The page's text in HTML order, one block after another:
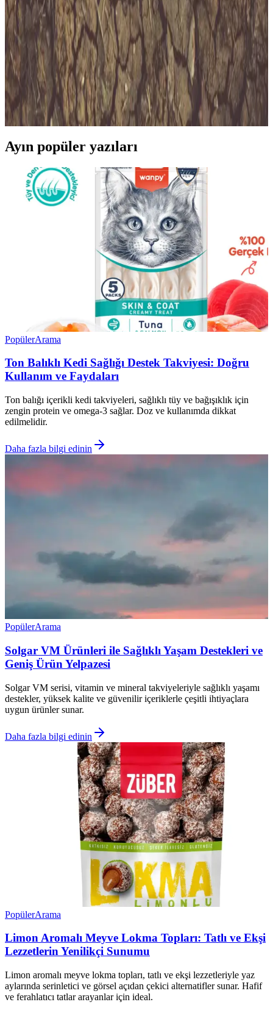
Samsun ile Bursa arasındaki yaklaşık 766 km'lik mesafe, ulaşım
tercihlerine göre değişir. Uçak, otobüs ve özel araç seçenekleriyle
seyahat planınızı optimize edin.
Keçiören’de Migros Mağazaları ve Günlük
Alışverişte Pratik Çözümler
Keçiören’deki Migros mağazaları, geniş ürün yelpazesi ve uygun
fiyatlarıyla günlük ihtiyaçlarınızı karşılar, online hizmetleriyle zaman
tasarrufu sağlar.
Ayın popüler yazıları
PopülerArama
Ton Balıklı Kedi Sağlığı Destek Takviyesi: Doğru
Kullanım ve Faydaları
Ton balığı içerikli kedi takviyeleri, sağlıklı tüy ve bağışıklık için
zengin protein ve omega-3 sağlar. Doz ve kullanımda dikkat
edilmelidir.
Daha fazla bilgi edinin
PopülerArama
Solgar VM Ürünleri ile Sağlıklı Yaşam Destekleri ve
Geniş Ürün Yelpazesi
Solgar VM serisi, vitamin ve mineral takviyeleriyle sağlıklı yaşamı
destekler, yüksek kalite ve güvenilir içeriklerle çeşitli ihtiyaçlara
uygun ürünler sunar.
Daha fazla bilgi edinin
PopülerArama
Limon Aromalı Meyve Lokma Topları: Tatlı ve Ekşi
Lezzetlerin Yenilikçi Sunumu
Limon aromalı meyve lokma topları, tatlı ve ekşi lezzetleriyle yaz
aylarında serinletici ve görsel açıdan çekici alternatifler sunar. Hafif
ve ferahlatıcı tatlar arayanlar için ideal.